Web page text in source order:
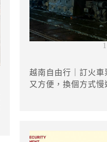
越南自由行｜訂火
又方便，換個方式慢